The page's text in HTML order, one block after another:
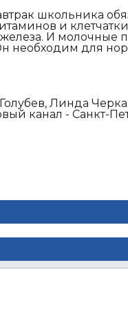
школьника
и
И молочные
необходим для
Линда
канал - Санкт-